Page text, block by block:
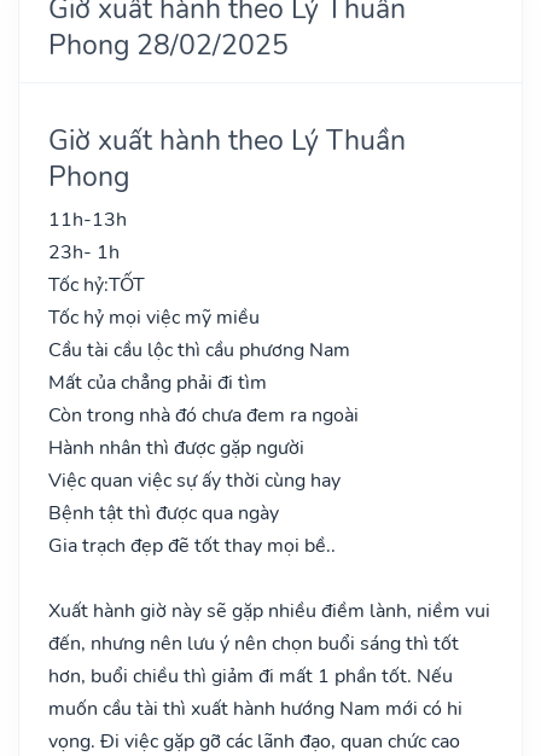
Giờ xuất hành theo Lý Thuần
Phong 28/02/2025
Giờ xuất hành theo Lý Thuần
Phong
11h-13h
23h- 1h
Tốc hỷ:TỐT
Tốc hỷ mọi việc mỹ miều
Cầu tài cầu lộc thì cầu phương Nam
Mất của chẳng phải đi tìm
Còn trong nhà đó chưa đem ra ngoài
Hành nhân thì được gặp người
Việc quan việc sự ấy thời cùng hay
Bệnh tật thì được qua ngày
Gia trạch đẹp đẽ tốt thay mọi bề..
Xuất hành giờ này sẽ gặp nhiều điềm lành, niềm vui
đến, nhưng nên lưu ý nên chọn buổi sáng thì tốt
hơn, buổi chiều thì giảm đi mất 1 phần tốt. Nếu
muốn cầu tài thì xuất hành hướng Nam mới có hi
vọng. Đi việc gặp gỡ các lãnh đạo, quan chức cao